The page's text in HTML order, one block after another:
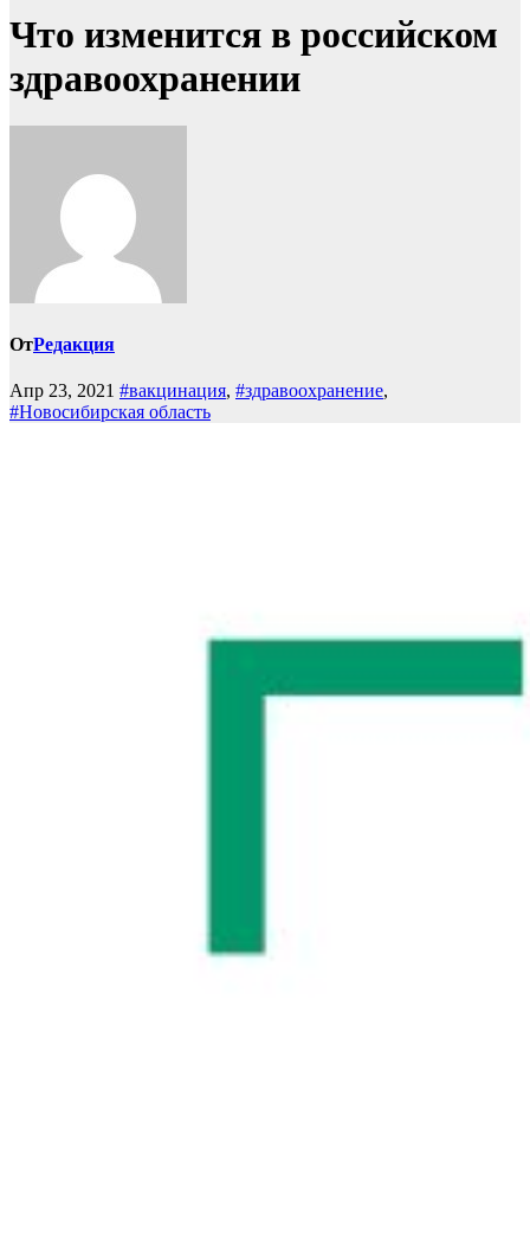
Что изменится в российском
здравоохранении
ОтРедакция
Апр 23, 2021 #вакцинация, #здравоохранение,
#Новосибирская область